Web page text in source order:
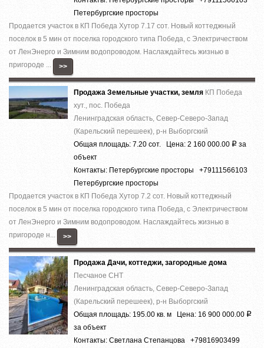
Петербургские просторы
Продается участок в КП Победа Хутор 7.17 сот. Новый коттеджный
поселок в 5 мин от поселка городского типа Победа, с Электричеством
от ЛенЭнерго и Зимним водопроводом. Наслаждайтесь жизнью в
пригороде ...
>>
Продажа Земельные участки, земля КП Победа
хут., пос. Победа
Ленинградская область, Север-Северо-Запад
(Карельский перешеек), р-н Выборгский
Общая площадь: 7.20 сот. Цена: 2 160 000.00 Р за
объект
Контакты: Петербургские просторы +79111566103
Петербургские просторы
Продается участок в КП Победа Хутор 7.2 сот. Новый коттеджный
поселок в 5 мин от поселка городского типа Победа, с Электричеством
от ЛенЭнерго и Зимним водопроводом. Наслаждайтесь жизнью в
пригороде н...
>>
Продажа Дачи, коттеджи, загородные дома
Песчаное СНТ
Ленинградская область, Север-Северо-Запад
(Карельский перешеек), р-н Выборгский
Общая площадь: 195.00 кв. м Цена: 16 900 000.00 Р
за объект
Контакты: Светлана Степанцова +79816903499